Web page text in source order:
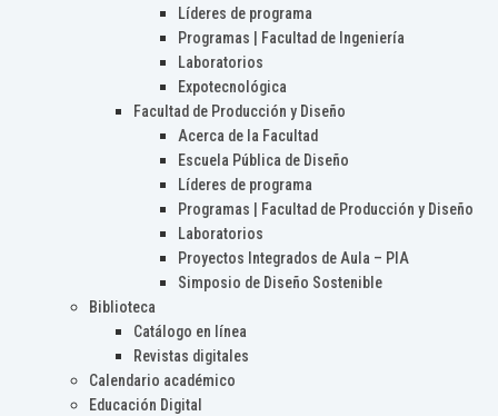
Líderes de programa
Programas | Facultad de Ingeniería
Laboratorios
Expotecnológica
Facultad de Producción y Diseño
Acerca de la Facultad
Escuela Pública de Diseño
Líderes de programa
Programas | Facultad de Producción y Diseño
Laboratorios
Proyectos Integrados de Aula – PIA
Simposio de Diseño Sostenible
Biblioteca
Catálogo en línea
Revistas digitales
Calendario académico
Educación Digital